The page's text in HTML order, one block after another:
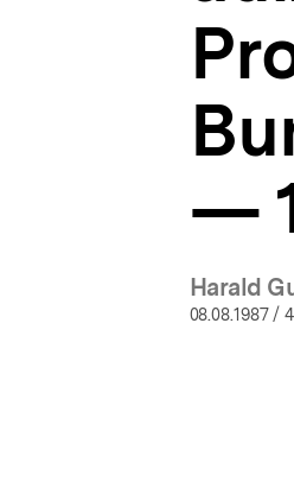
—
Harald
08.08.1987/